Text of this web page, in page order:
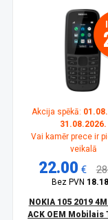
Akcija spēkā:
31.08.2026.
Vai kamēr prece ir
veikalā
22.00 €
Bez PVN
NOKIA 105 2019
ACK OEM Mobilais